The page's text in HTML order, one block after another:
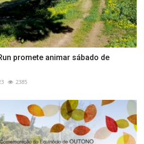
promete animar sábado de
2385